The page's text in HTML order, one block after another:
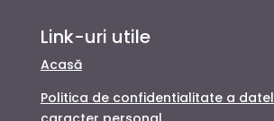
Link-uri utile
Acasă
Politica de confidentialitate a